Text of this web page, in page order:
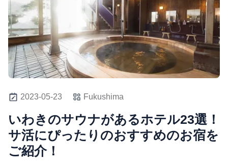
2023-05-23 Fukushima
いわきのサウナがあるホテル23選！
サ活にぴったりのおすすめのお宿を
ご紹介！